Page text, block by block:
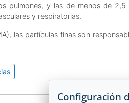
pulmones, y las de menos de 2,5
y respiratorias.
las partículas finas son
Configuración